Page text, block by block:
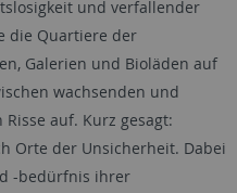
und verfallender
die Quartiere der
Galerien und Bioläden auf
wachsenden und
auf. Kurz gesagt:
Orte der Unsicherheit. Dabei
-bedürfnis ihrer